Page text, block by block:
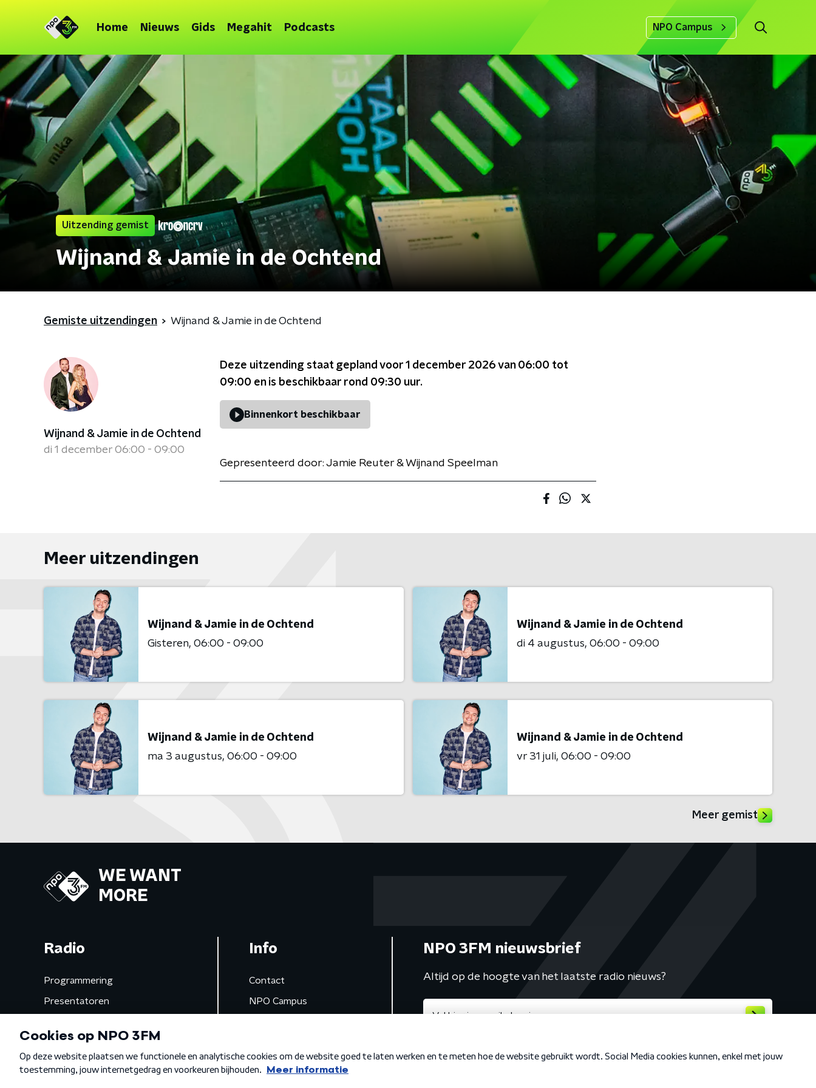
Home Nieuws Gids Megahit Podcasts NPO Campus
Uitzending gemist
Wijnand & Jamie in de Ochtend
Gemiste uitzendingen Wijnand & Jamie in de Ochtend
Wijnand & Jamie in de Ochtend
di 1 december 06:00 - 09:00
Deze uitzending staat gepland voor 1 december 2026 van 06:00 tot
09:00 en is beschikbaar rond 09:30 uur.
Binnenkort beschikbaar
Gepresenteerd door: Jamie Reuter & Wijnand Speelman
Meer uitzendingen
Wijnand & Jamie in de Ochtend
Gisteren 06:00 - 09:00
Wijnand & Jamie in de Ochtend
di 4 augustus 06:00 - 09:00
Wijnand & Jamie in de Ochtend
ma 3 augustus 06:00 - 09:00
Wijnand & Jamie in de Ochtend
vr 31 juli 06:00 - 09:00
Meer gemist
WE WANT
MORE
Radio
Programmering
Presentatoren
Gemist
Info
Contact
NPO Campus
NPO 3FM nieuwsbrief
Altijd op de hoogte van het laatste radio nieuws?
Algemene voorwaarden Privacybeleid